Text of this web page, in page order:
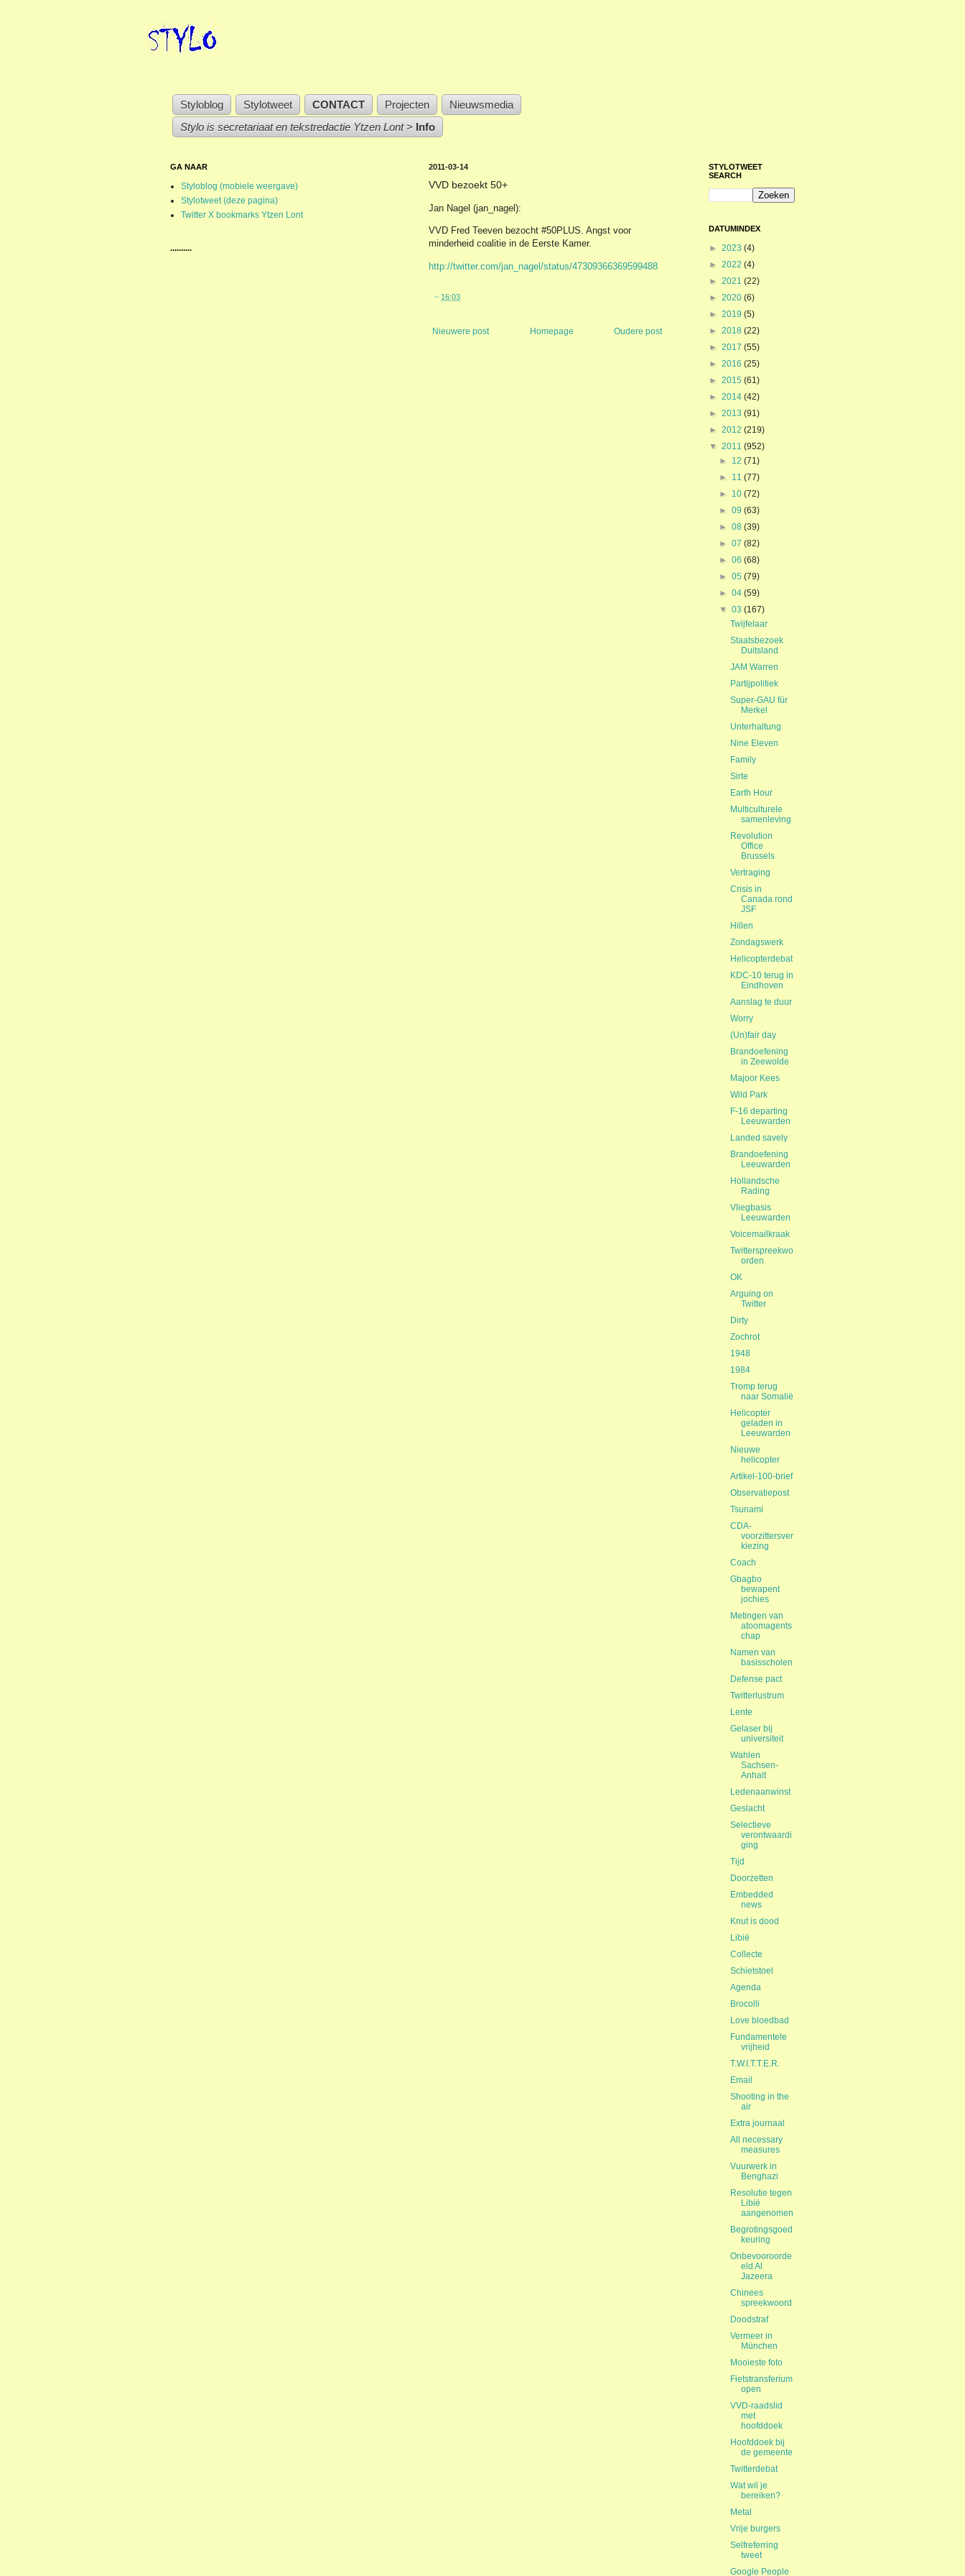
Styloblog Stylotweet CONTACT Projecten
Nieuwsmedia
Stylo is secretariaat en tekstredactie Ytzen Lont> Info
2011-03-14
VVD bezoekt 50+
Jan Nagel (jan_nagel):
VVD Fred Teeven bezocht #50PLUS. Angst voor
minderheid coalitie in de Eerste Kamer.
http://twitter.com/jan_nagel/status/47309366369599488
~ 16:03
Nieuwere post Oudere post
Homepage
GA NAAR
Styloblog (mobiele weergave)
Stylotweet (deze pagina)
Twitter X bookmarks Ytzen Lont
..........
STYLOTWEET
SEARCH
DATUMINDEX
► 2023 (4)
► 2022 (4)
► 2021 (22)
► 2020 (6)
► 2019 (5)
► 2018 (22)
► 2017 (55)
► 2016 (25)
► 2015 (61)
► 2014 (42)
► 2013 (91)
► 2012 (219)
▼ 2011 (952)
► 12(71)
► 11(77)
► 10(72)
►09(63)
►08(39)
►07(82)
►06(68)
►05(79)
►04(59)
▼03(167)
Twijfelaar
Staatsbezoek
Duitsland
JAM Warren
Partijpolitiek
Super-GAU für
Merkel
Unterhaltung
Nine Eleven
Family
Sirte
Earth Hour
Multiculturele
samenleving
Revolution
Office
Brussels
Vertraging
Crisis in
Canada rond
JSF
Hillen
Zondagswerk
Helicopterdebat
KDC-10 terug in
Eindhoven
Aanslag te duur
Worry
(Un)fair day
Brandoefening
in Zeewolde
Majoor Kees
Wild Park
F-16 departing
Leeuwarden
Landed savely
Brandoefening
Leeuwarden
Hollandsche
Rading
Vliegbasis
Leeuwarden
Voicemailkraak
Twitterspreekwo
orden
OK
Arguing on
Twitter
Dirty
Zochrot
1948
1984
Tromp terug
naar Somalië
Helicopter
geladen in
Leeuwarden
Nieuwe
helicopter
Artikel-100-brief
Observatiepost
Tsunami
CDA-
voorzittersver
kiezing
Coach
Gbagbo
bewapent
jochies
Metingen van
atoomagents
chap
Namen van
basisscholen
Defense pact
Twitterlustrum
Lente
Gelaser bij
universiteit
Wahlen
Sachsen-
Anhalt
Ledenaanwinst
Geslacht
Selectieve
verontwaardi
ging
Tijd
Doorzetten
Embedded
news
Knut is dood
Libië
Collecte
Schietstoel
Agenda
Brocolli
Love bloedbad
Fundamentele
vrijheid
T.W.I.T.T.E.R.
Email
Shooting in the
air
Extra journaal
All necessary
measures
Vuurwerk in
Benghazi
Resolutie tegen
Libië
aangenomen
Begrotingsgoed
keuring
Onbevooroorde
eld Al
Jazeera
Chinees
spreekwoord
Doodstraf
Vermeer in
München
Mooieste foto
Fietstransferium
open
VVD-raadslid
met
hoofddoek
Hoofddoek bij
de gemeente
Twitterdebat
Wat wil je
bereiken?
Metal
Vrije burgers
Selfreferring
tweet
Google People